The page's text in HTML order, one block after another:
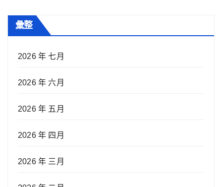
彙整
2026 年 七月
2026 年 六月
2026 年 五月
2026 年 四月
2026 年 三月